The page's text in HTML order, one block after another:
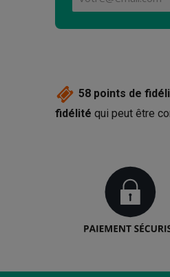
58 points de
fidélité qui peut être